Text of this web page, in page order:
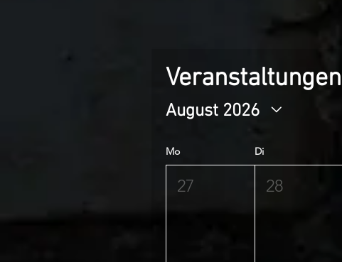
Veranstaltungen
August 2026
Mo Di
27 28